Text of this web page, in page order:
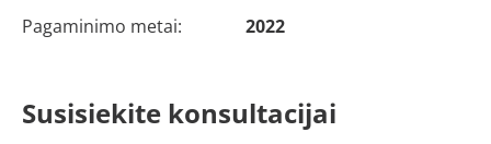
Pagaminimo metai:
2022
Susisiekite konsultacijai